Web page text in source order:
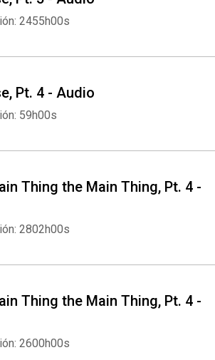
2455h00s
Pt. 4 - Audio
59h00s
Thing the Main Thing, Pt. 4 -
2802h00s
Thing the Main Thing, Pt. 4 -
2600h00s